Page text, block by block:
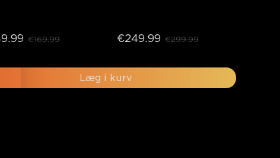
€169.99 €249.99 €299.99
Læg i kurv